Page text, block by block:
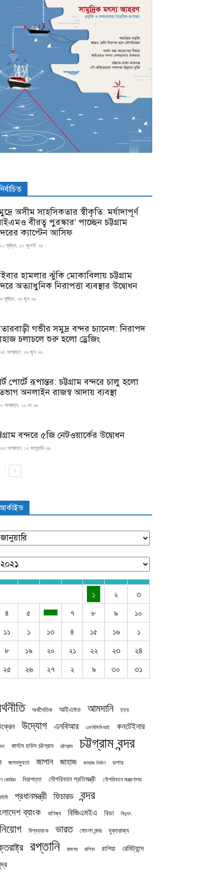
অসীম সাহসিকতার স্বীকৃতি: মর্যাদাপূর্ণ
বীরত্ব পুরস্কার’ পাচ্ছেন চট্টগ্রাম
ক্যাপ্টেন আসিফ
পূর্বাহ্ন, ১০ জুলাই ২৬
হামলার ঝুঁকি মোকাবিলায় চট্টগ্রাম
অত্যাধুনিক নিরাপত্তা ব্যবস্থার উদ্বোধন
পূর্বাহ্ন, ২৯ জুন ২৬
গভীর সমুদ্র বন্দর চ্যানেল: নিরাপদ
চলাচলে শুরু হলো ড্রেজিং
অপরাহ্ন, ১৬ জুন ২৬
পোর্টে রূপান্তর: চট্টগ্রাম বন্দরে চালু হলো
অনলাইন রাজস্ব আদায় ব্যবস্থা
অপরাহ্ন, ২১ মে ২৬
বন্দরে ৫জি নেটওয়ার্কের উদ্বোধন
অপরাহ্ন, ১২ জানুয়ারি ২৬
১ ২
৩
৪
৫ ৭ ৮ ৯
১০
১১
১ ১৩ ৪ ১৫ ১৬
১
৮
১৯ ২০ ২১ ২২ ২৩
২৪
২৫
২৬ ২৭ ২ ৯ ৩০ ৩১
অর্থনৈতিক আইএমও আমদানি ইইউ
উদ্যোগ এনবিআর এফবিসিসিআই কনটেইনার
কাস্টম হাউস চট্টগ্রাম চট্টগ্রাম চট্টগ্রাম বন্দর
জলদস্যুতা জাপান জাহাজ জাহাজ নির্মাণ ডলার
কোরিয়া নিরাপত্তা নৌপরিবহন প্রতিমন্ত্রী নৌপরিবহন মন্ত্রণালয়
প্রধানমন্ত্রী ফিচারড বন্দর
ব্যাংক বাণিজ্য বিজিএমইএ বিডা বিদ্যুৎ
বিশ্বব্যাংক ভারত মোংলা বন্দর যুক্তরাজ্য
রপ্তানি রাজস্ব রাশিয়া রাশিয়া রেমিট্যান্স